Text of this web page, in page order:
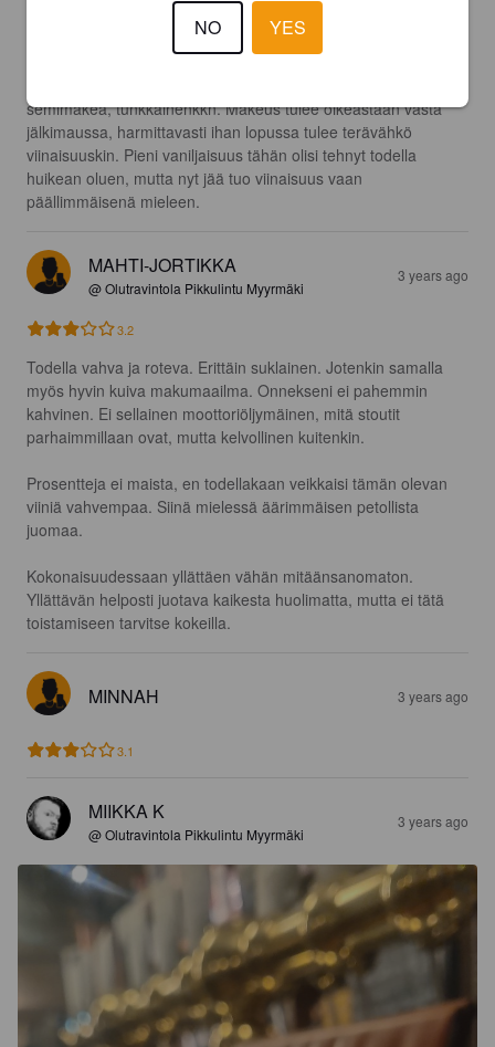
Onpas Imperial Stoutiksi varsin erilainen mihin olen tottunut.
semimakea, tunkkainenkkn. Makeus tulee oikeastaan vasta
jälkimaussa, harmittavasti ihan lopussa tulee terävähkö
viinaisuuskin. Pieni vaniljaisuus tähän olisi tehnyt todella
huikean oluen, mutta nyt jää tuo viinaisuus vaan
päällimmäisenä mieleen.
MAHTI-JORTIKKA
@ Olutravintola Pikkulintu Myyrmäki
3 years ago
3.2
Todella vahva ja roteva. Erittäin suklainen. Jotenkin samalla
myös hyvin kuiva makumaailma. Onnekseni ei pahemmin
kahvinen. Ei sellainen moottoriöljymäinen, mitä stoutit
parhaimmillaan ovat, mutta kelvollinen kuitenkin.
Prosentteja ei maista, en todellakaan veikkaisi tämän olevan
viiniä vahvempaa. Siinä mielessä äärimmäisen petollista
juomaa.
Kokonaisuudessaan yllättäen vähän mitäänsanomaton.
Yllättävän helposti juotava kaikesta huolimatta, mutta ei tätä
toistamiseen tarvitse kokeilla.
MINNAH 3 years ago
3.1
MIIKKA K
@ Olutravintola Pikkulintu Myyrmäki
3 years ago
NO YES